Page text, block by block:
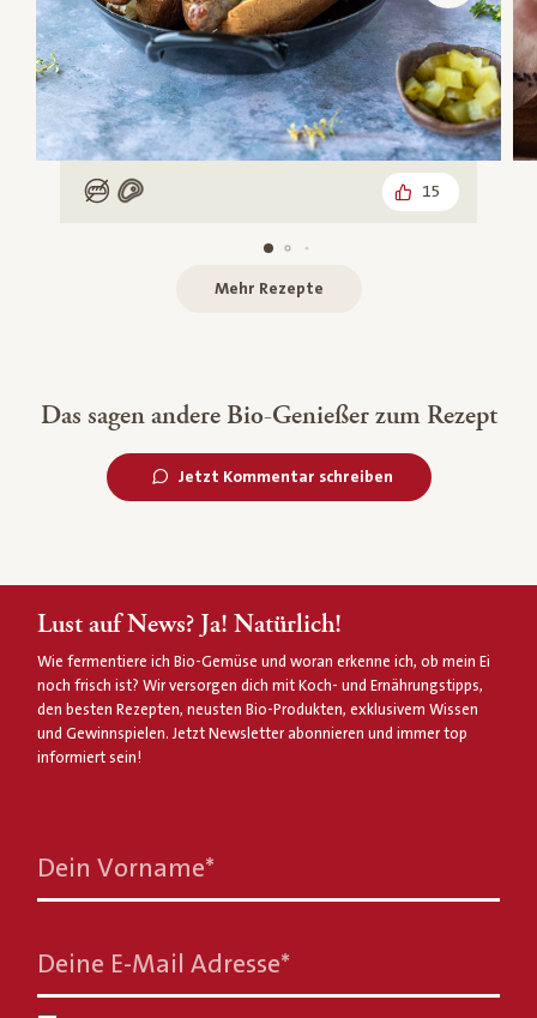
Low Carb
Mit Fleisch 15
Mehr Rezepte
Das sagen andere Bio-Genießer zum Rezept
Jetzt Kommentar schreiben
Lust auf News? Ja! Natürlich!
Wie fermentiere ich Bio-Gemüse und woran erkenne ich, ob mein Ei
noch frisch ist? Wir versorgen dich mit Koch- und Ernährungstipps,
den besten Rezepten, neusten Bio-Produkten, exklusivem Wissen
und Gewinnspielen. Jetzt Newsletter abonnieren und immer top
informiert sein!
Dein Vorname*
Deine E-Mail Adresse*